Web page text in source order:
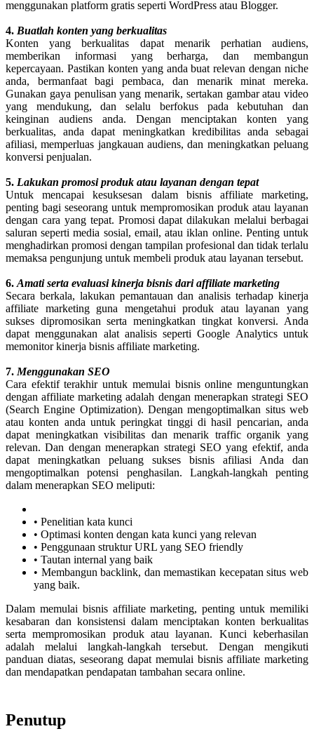
menggunakan platform gratis seperti WordPress atau Blogger.
4. Buatlah konten yang berkualitas
Konten yang berkualitas dapat menarik perhatian audiens,
memberikan informasi yang berharga, dan membangun
kepercayaan. Pastikan konten yang anda buat relevan dengan niche
anda, bermanfaat bagi pembaca, dan menarik minat mereka.
Gunakan gaya penulisan yang menarik, sertakan gambar atau video
yang mendukung, dan selalu berfokus pada kebutuhan dan
keinginan audiens anda. Dengan menciptakan konten yang
berkualitas, anda dapat meningkatkan kredibilitas anda sebagai
afiliasi, memperluas jangkauan audiens, dan meningkatkan peluang
konversi penjualan.
5. Lakukan promosi produk atau layanan dengan tepat
Untuk mencapai kesuksesan dalam bisnis affiliate marketing,
penting bagi seseorang untuk mempromosikan produk atau layanan
dengan cara yang tepat. Promosi dapat dilakukan melalui berbagai
saluran seperti media sosial, email, atau iklan online. Penting untuk
menghadirkan promosi dengan tampilan profesional dan tidak terlalu
memaksa pengunjung untuk membeli produk atau layanan tersebut.
6. Amati serta evaluasi kinerja bisnis dari affiliate marketing
Secara berkala, lakukan pemantauan dan analisis terhadap kinerja
affiliate marketing guna mengetahui produk atau layanan yang
sukses dipromosikan serta meningkatkan tingkat konversi. Anda
dapat menggunakan alat analisis seperti Google Analytics untuk
memonitor kinerja bisnis affiliate marketing.
7. Menggunakan SEO
Cara efektif terakhir untuk memulai bisnis online menguntungkan
dengan affiliate marketing adalah dengan menerapkan strategi SEO
(Search Engine Optimization). Dengan mengoptimalkan situs web
atau konten anda untuk peringkat tinggi di hasil pencarian, anda
dapat meningkatkan visibilitas dan menarik traffic organik yang
relevan. Dan dengan menerapkan strategi SEO yang efektif, anda
dapat meningkatkan peluang sukses bisnis afiliasi Anda dan
mengoptimalkan potensi penghasilan. Langkah-langkah penting
dalam menerapkan SEO meliputi:
• Penelitian kata kunci
• Optimasi konten dengan kata kunci yang relevan
• Penggunaan struktur URL yang SEO friendly
• Tautan internal yang baik
• Membangun backlink, dan memastikan kecepatan situs web
yang baik.
Dalam memulai bisnis affiliate marketing, penting untuk memiliki
kesabaran dan konsistensi dalam menciptakan konten berkualitas
serta mempromosikan produk atau layanan. Kunci keberhasilan
adalah melalui langkah-langkah tersebut. Dengan mengikuti
panduan diatas, seseorang dapat memulai bisnis affiliate marketing
dan mendapatkan pendapatan tambahan secara online.
Penutup